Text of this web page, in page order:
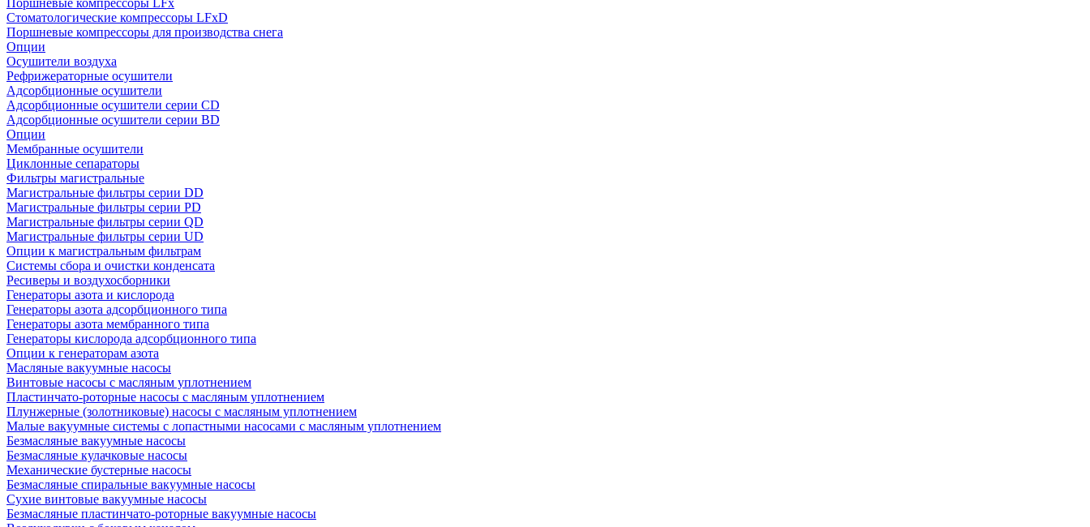
Поршневые компрессоры LFx
Стоматологические компрессоры LFxD
Поршневые компрессоры для производства снега
Опции
Осушители воздуха
Рефрижераторные осушители
Адсорбционные осушители
Адсорбционные осушители серии CD
Адсорбционные осушители серии BD
Опции
Мембранные осушители
Циклонные сепараторы
Фильтры магистральные
Магистральные фильтры серии DD
Магистральные фильтры серии PD
Магистральные фильтры серии QD
Магистральные фильтры серии UD
Опции к магистральным фильтрам
Системы сбора и очистки конденсата
Ресиверы и воздухосборники
Генераторы азота и кислорода
Генераторы азота адсорбционного типа
Генераторы азота мембранного типа
Генераторы кислорода адсорбционного типа
Опции к генераторам азота
Масляные вакуумные насосы
Винтовые насосы с масляным уплотнением
Пластинчато-роторные насосы с масляным уплотнением
Плунжерные (золотниковые) насосы с масляным уплотнением
Малые вакуумные системы с лопастными насосами с масляным уплотнением
Безмасляные вакуумные насосы
Безмасляные кулачковые насосы
Механические бустерные насосы
Безмасляные спиральные вакуумные насосы
Сухие винтовые вакуумные насосы
Безмасляные пластинчато-роторные вакуумные насосы